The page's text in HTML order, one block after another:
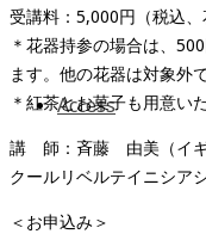
Access
受講料：5,000円（税込、
＊花器持参の場合は、
ます。他の花器は対象外で
＊紅茶とお菓子も用意い
講 師：斉藤 由美（イギ
クールリベルテイニシア
＜お申込み＞